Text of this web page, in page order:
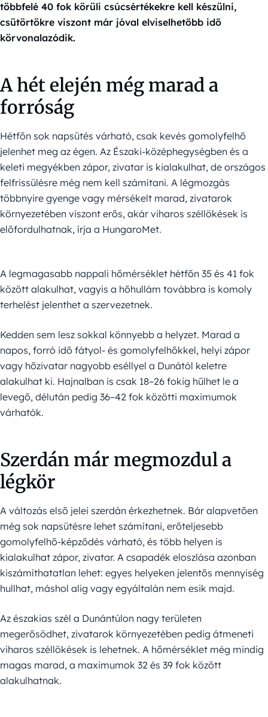
többfelé 40 fok körüli csúcsértékekre kell készülni,
csütörtökre viszont már jóval elviselhetőbb idő
körvonalazódik.
A hét elején még marad a
forróság
Hétfőn sok napsütés várható, csak kevés gomolyfelhő
jelenhet meg az égen. Az Északi-középhegységben és a
keleti megyékben zápor, zivatar is kialakulhat, de országos
felfrissülésre még nem kell számítani. A légmozgás
többnyire gyenge vagy mérsékelt marad, zivatarok
környezetében viszont erős, akár viharos széllökések is
előfordulhatnak, írja a HungaroMet.
A legmagasabb nappali hőmérséklet hétfőn 35 és 41 fok
között alakulhat, vagyis a hőhullám továbbra is komoly
terhelést jelenthet a szervezetnek.
Kedden sem lesz sokkal könnyebb a helyzet. Marad a
napos, forró idő fátyol- és gomolyfelhőkkel, helyi zápor
vagy hőzivatar nagyobb eséllyel a Dunától keletre
alakulhat ki. Hajnalban is csak 18–26 fokig hűlhet le a
levegő, délután pedig 36–42 fok közötti maximumok
várhatók.
Szerdán már megmozdul a
légkör
A változás első jelei szerdán érkezhetnek. Bár alapvetően
még sok napsütésre lehet számítani, erőteljesebb
gomolyfelhő-képződés várható, és több helyen is
kialakulhat zápor, zivatar. A csapadék eloszlása azonban
kiszámíthatatlan lehet: egyes helyeken jelentős mennyiség
hullhat, máshol alig vagy egyáltalán nem esik majd.
Az északias szél a Dunántúlon nagy területen
megerősödhet, zivatarok környezetében pedig átmeneti
viharos széllökések is lehetnek. A hőmérséklet még mindig
magas marad, a maximumok 32 és 39 fok között
alakulhatnak.